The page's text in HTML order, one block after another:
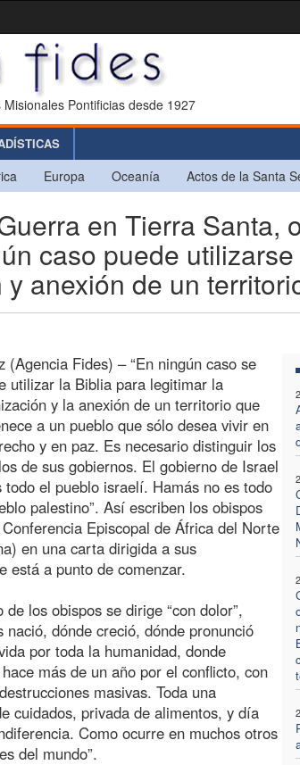
Pontificias desde 1927
Europa Oceanía Actos de la Santa
en Tierra Santa,
caso puede
anexión de un
(Agencia Fides) – “En ningún caso se
utilizar la Biblia para legitimar la
y la anexión de un territorio que
a un pueblo que sólo desea vivir en
y en paz. Es necesario distinguir los
de sus gobiernos. El gobierno de Israel
todo el pueblo israelí. Hamás no es todo
palestino”. Así escriben los obispos
Episcopal de África del Norte
en una carta dirigida a sus
está a punto de comenzar.
los obispos se dirige “con dolor”,
dónde creció, dónde pronunció
por toda la humanidad, donde
más de un año por el conflicto, con
masivas. Toda una
cuidados, privada de alimentos, y día
Como ocurre en muchos otros
del mundo”.